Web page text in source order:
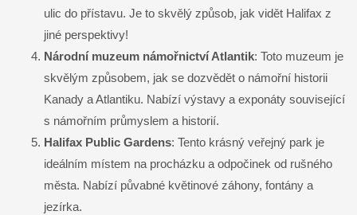
ulic do přístavu. Je to skvělý způsob, jak vidět Halifax z
jiné perspektivy!
Národní muzeum námořnictví Atlantik: Toto muzeum je
skvělým způsobem, jak se dozvědět o námořní historii
Kanady a Atlantiku. Nabízí výstavy a exponáty související
s námořním průmyslem a historií.
Halifax Public Gardens: Tento krásný veřejný park je
ideálním místem na procházku a odpočinek od rušného
města. Nabízí půvabné květinové záhony, fontány a
jezírka.